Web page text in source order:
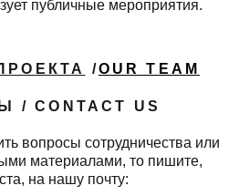
публичные мероприятия.
/OUR TEAM
/ CONTACT US
вопросы сотрудничества или
материалами, то пишите,
на нашу почту: